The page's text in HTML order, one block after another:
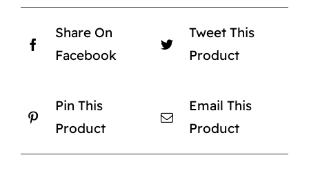
Share On
Facebook
Tweet This
Product
Pin This
Product
Email This
Product